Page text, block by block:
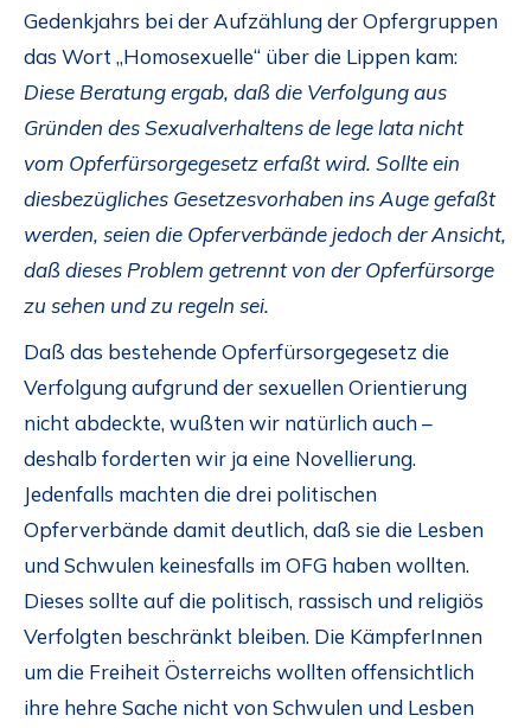
Gedenkjahrs bei der Aufzählung der Opfergruppen
das Wort „Homosexuelle“ über die Lippen kam:
Diese Beratung ergab, daß die Verfolgung aus
Gründen des Sexualverhaltens de lege lata nicht
vom Opferfürsorgegesetz erfaßt wird. Sollte ein
diesbezügliches Gesetzesvorhaben ins Auge gefaßt
werden, seien die Opferverbände jedoch der Ansicht,
daß dieses Problem getrennt von der Opferfürsorge
zu sehen und zu regeln sei.
Daß das bestehende Opferfürsorgegesetz die
Verfolgung aufgrund der sexuellen Orientierung
nicht abdeckte, wußten wir natürlich auch –
deshalb forderten wir ja eine Novellierung.
Jedenfalls machten die drei politischen
Opferverbände damit deutlich, daß sie die Lesben
und Schwulen keinesfalls im OFG haben wollten.
Dieses sollte auf die politisch, rassisch und religiös
Verfolgten beschränkt bleiben. Die KämpferInnen
um die Freiheit Österreichs wollten offensichtlich
ihre hehre Sache nicht von Schwulen und Lesben